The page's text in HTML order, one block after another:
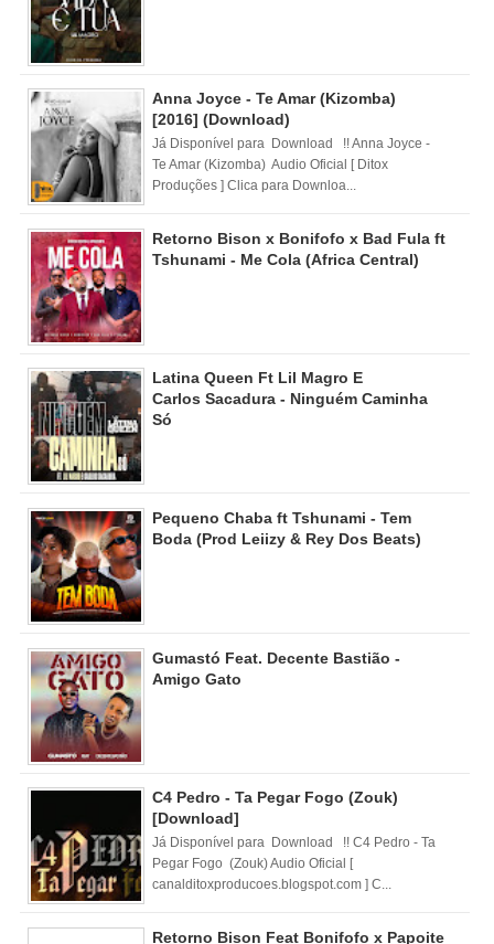
Anna Joyce - Te Amar (Kizomba)
[2016] (Download)
Já Disponível para Download !! Anna Joyce -
Te Amar (Kizomba) Audio Oficial [ Ditox
Produções ] Clica para Downloa...
Retorno Bison x Bonifofo x Bad Fula ft
Tshunami - Me Cola (Africa Central)
Latina Queen Ft Lil Magro E
Carlos Sacadura - Ninguém Caminha
Só
Pequeno Chaba ft Tshunami - Tem
Boda (Prod Leiizy & Rey Dos Beats)
Gumastó Feat. Decente Bastião -
Amigo Gato
C4 Pedro - Ta Pegar Fogo (Zouk)
[Download]
Já Disponível para Download !! C4 Pedro - Ta
Pegar Fogo (Zouk) Audio Oficial [
canalditoxproducoes.blogspot.com ] C...
Retorno Bison Feat Bonifofo x Papoite